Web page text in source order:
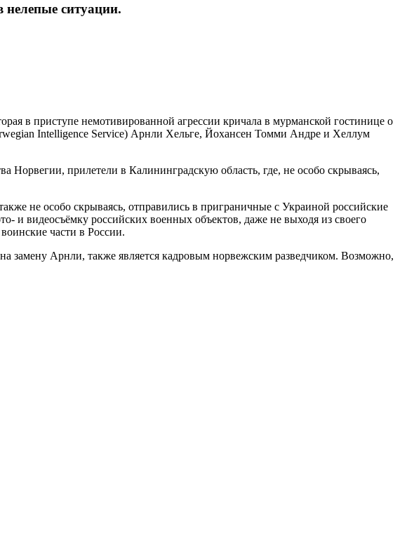
ситуации.
в приступе немотивированной агрессии кричала в мурманской гостинице о
Intelligence Service) Арнли Хельге, Йохансен Томми Андре и Хеллум
Норвегии, прилетели в Калининградскую область, где, не особо скрываясь,
не особо скрываясь, отправились в приграничные с Украиной российские
и видеосъёмку российских военных объектов, даже не выходя из своего
части в России.
Арнли, также является кадровым норвежским разведчиком. Возможно,